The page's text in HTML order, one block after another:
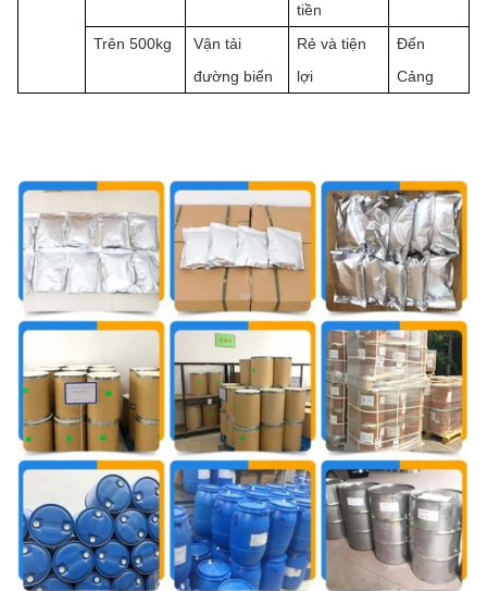
tiền
Trên 500kg
Vận tải
đường biển
Rẻ và tiện
lợi
Đến
Cảng